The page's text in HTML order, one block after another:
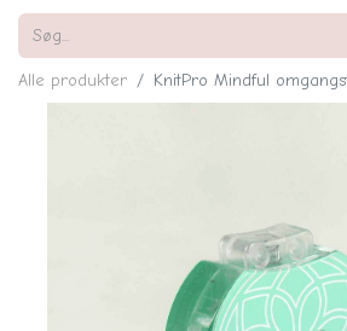
Alle produkter KnitPro Mindful